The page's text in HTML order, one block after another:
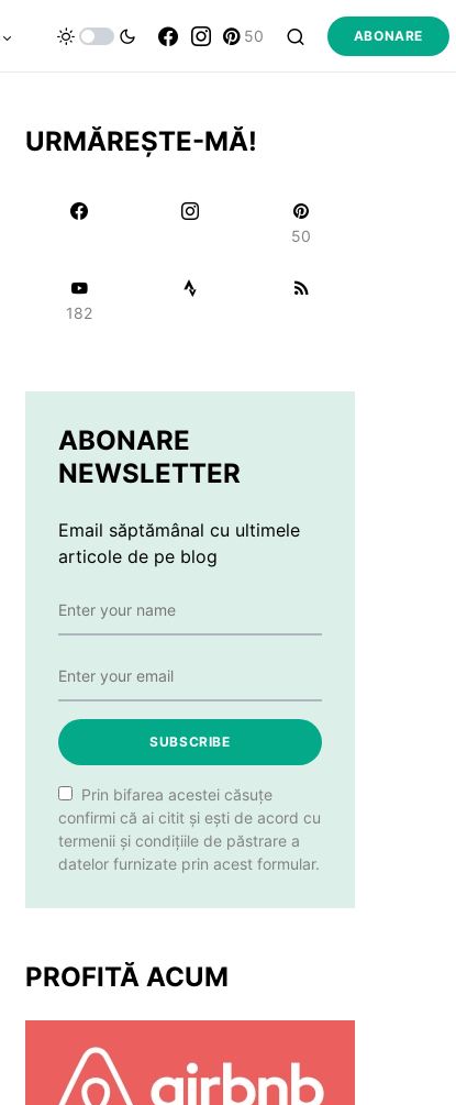
50 ABONARE
URMĂREȘTE-MĂ!
50
182
ABONARE
NEWSLETTER
Email săptămânal cu ultimele
articole de pe blog
SUBSCRIBE
Prin bifarea acestei căsuțe
confirmi că ai citit și ești de acord cu
termenii și condițiile de păstrare a
datelor furnizate prin acest formular.
PROFITĂ ACUM